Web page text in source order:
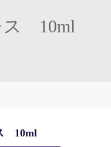
10ml
10ml